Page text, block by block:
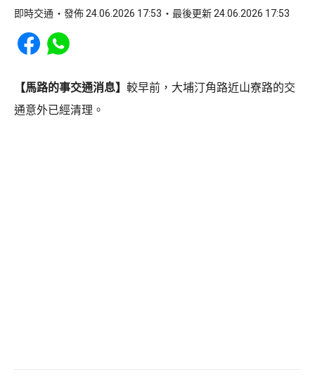
即時交通 發佈 24.06.2026 17:53 最後更新 24.06.2026 17:53
Share to Facebook
Share to WhatsApp
【馬路的事交通消息】 較早前，大埔汀角路近山寮路的交
通意外已經清理。